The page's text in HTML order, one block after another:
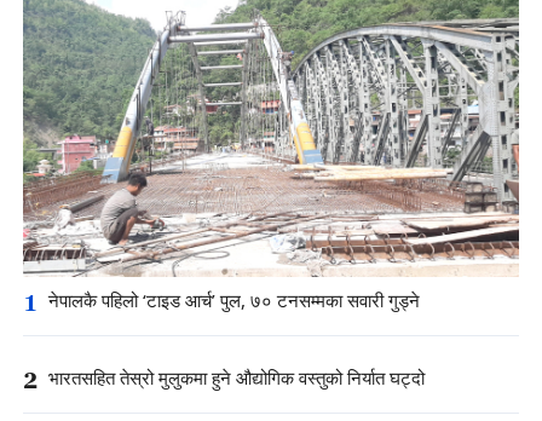
1 नेपालकै पहिलो ‘टाइड आर्च’ पुल, ७० टनसम्मका सवारी गुड्ने
2 भारतसहित तेस्रो मुलुकमा हुने औद्योगिक वस्तुको निर्यात घट्दो